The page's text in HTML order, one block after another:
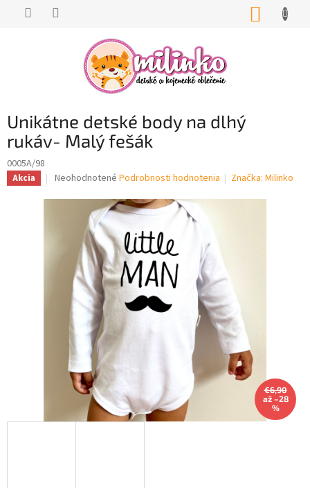
Unikátne detské body na dlhý
rukáv- Malý fešák
0005A/98
Akcia
Priemerné
produktu
hviezdičiek.
Neohodnotené Podrobnosti hodnotenia Značka:Milinko
€6,90
až –28
%